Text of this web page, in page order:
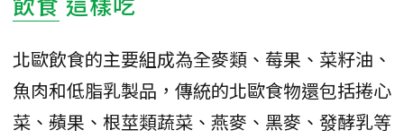
北歐飲食的主要組成為全麥類、莓果、菜籽油、
魚肉和低脂乳製品，傳統的北歐食物還包括捲心
菜、蘋果、根莖類蔬菜、燕麥、黑麥、發酵乳等